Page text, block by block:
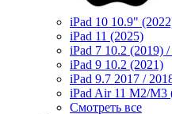
iPad 10 10.9"
iPad 11 (2025)
iPad 7 10.2 (2019)
iPad 9 10.2 (2021)
iPad 9.7 2017 /
iPad Air 11 M2/M3
Смотреть все